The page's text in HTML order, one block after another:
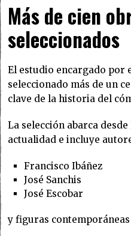
Más de cien
seleccionados
El estudio encargado por
seleccionado más de un
clave de la historia del
La selección abarca
actualidad e incluye
Francisco Ibáñez
José Sanchis
José Escobar
y figuras contemporáneas